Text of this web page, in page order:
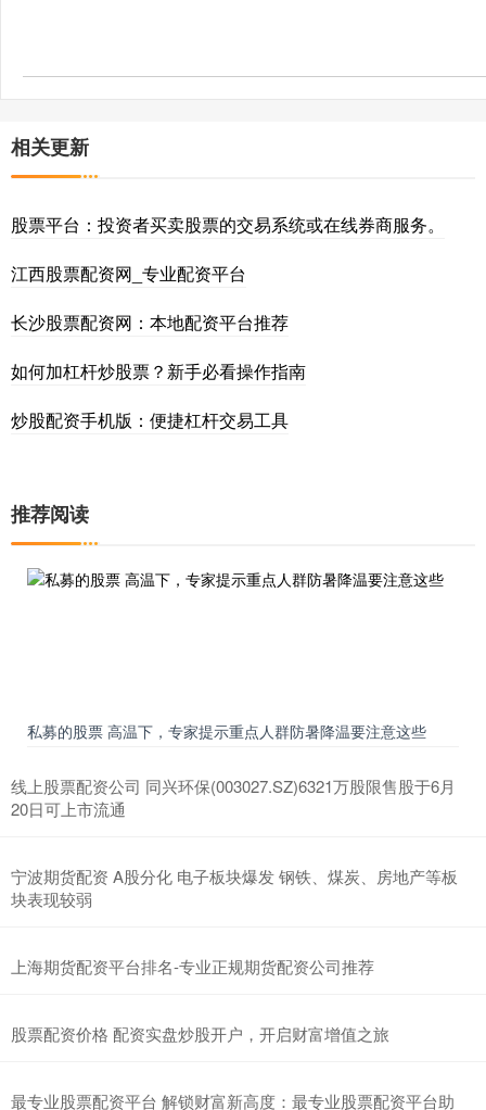
相关更新
股票平台：投资者买卖股票的交易系统或在线券商服务。
江西股票配资网_专业配资平台
长沙股票配资网：本地配资平台推荐
如何加杠杆炒股票？新手必看操作指南
炒股配资手机版：便捷杠杆交易工具
推荐阅读
私募的股票 高温下，专家提示重点人群防暑降温要注意这些
线上股票配资公司 同兴环保(003027.SZ)6321万股限售股于6月
20日可上市流通
宁波期货配资 A股分化 电子板块爆发 钢铁、煤炭、房地产等板
块表现较弱
上海期货配资平台排名-专业正规期货配资公司推荐
股票配资价格 配资实盘炒股开户，开启财富增值之旅
最专业股票配资平台 解锁财富新高度：最专业股票配资平台助